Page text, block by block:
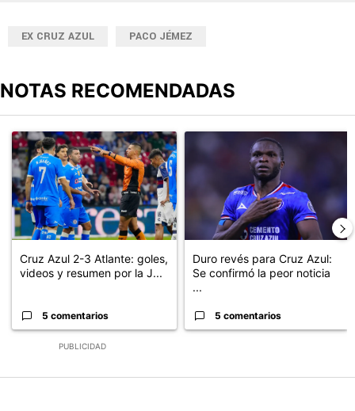
EX CRUZ AZUL PACO JÉMEZ
NOTAS RECOMENDADAS
PUBLICIDAD
Un artículo de tendencia con el título "Cruz Azul 2-3 Atlante:
Cruz Azul 2-3 Atlante: goles,
videos y resumen por la J...
5 comentarios
Un artículo de tendencia con
Duro revés para Cruz Azul:
Se confirmó la peor noticia
...
5 comentarios